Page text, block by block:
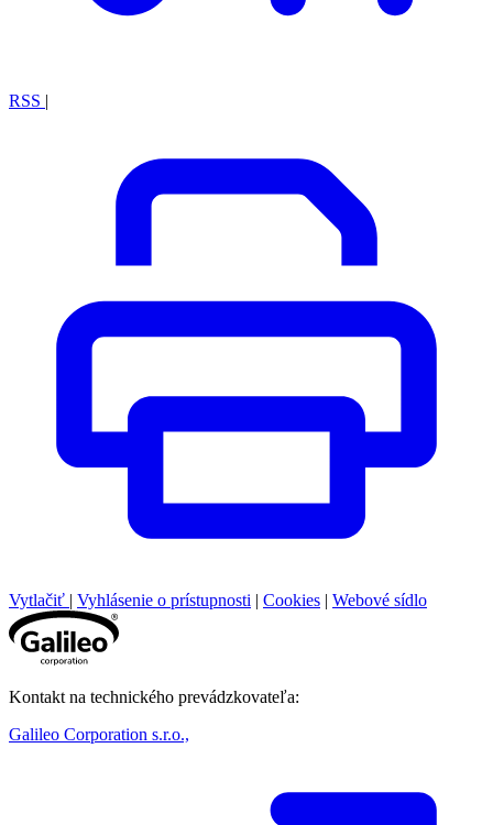
RSS |
Vytlačiť | Vyhlásenie o prístupnosti | Cookies | Webové sídlo
Kontakt na technického prevádzkovateľa:
Galileo Corporation s.r.o.,